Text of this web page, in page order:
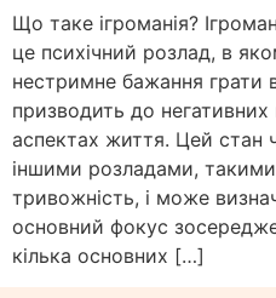
Що таке ігроманія?
це психічний розлад, в
нестримне бажання грати
призводить до негативних
аспектах життя. Цей стан
іншими розладами, такими
тривожність, і може
основний фокус
кілька основних […]